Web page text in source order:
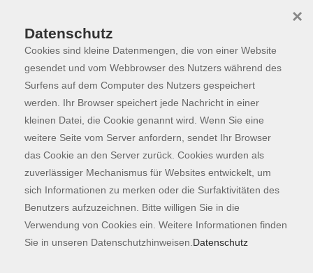
Skip to main content
Programm
Der Kurs konnte nicht gefunden werden.
Kontaktformular
Impressum
AGB
Datenschutzerklärung
Datenschutz
Cookies sind kleine Datenmengen, die von einer Website
gesendet und vom Webbrowser des Nutzers während des
Surfens auf dem Computer des Nutzers gespeichert
werden. Ihr Browser speichert jede Nachricht in einer
kleinen Datei, die Cookie genannt wird. Wenn Sie eine
weitere Seite vom Server anfordern, sendet Ihr Browser
das Cookie an den Server zurück. Cookies wurden als
zuverlässiger Mechanismus für Websites entwickelt, um
sich Informationen zu merken oder die Surfaktivitäten des
Benutzers aufzuzeichnen. Bitte willigen Sie in die
Verwendung von Cookies ein. Weitere Informationen finden
Sie in unseren Datenschutzhinweisen. Datenschutz
×